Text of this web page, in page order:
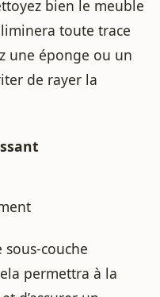
bien le meuble
toute trace
une éponge ou un
de rayer la
couche
permettra à la